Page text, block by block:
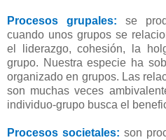
Procesos grupales:
se
cuando unos grupos se
el liderazgo, cohesión, la
grupo. Nuestra especie ha
organizado en grupos. Las
son muchas veces
individuo-grupo busca el
Procesos societales: son